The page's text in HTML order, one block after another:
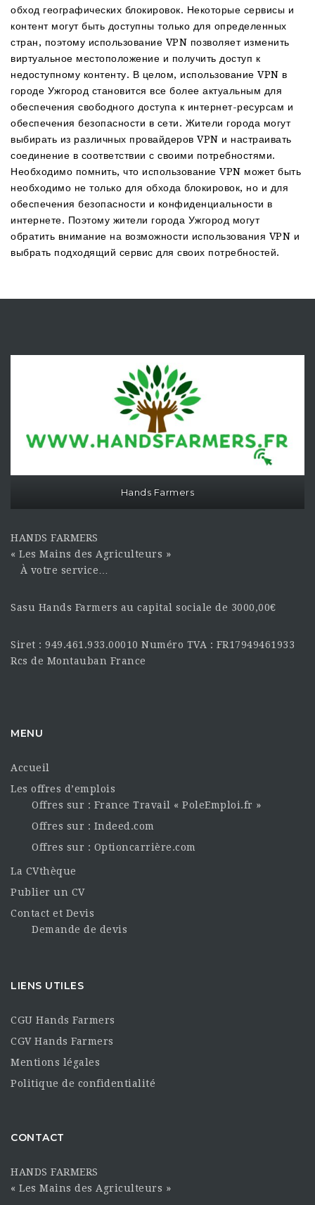
обход географических блокировок. Некоторые сервисы и
контент могут быть доступны только для определенных
стран, поэтому использование VPN позволяет изменить
виртуальное местоположение и получить доступ к
недоступному контенту. В целом, использование VPN в
городе Ужгород становится все более актуальным для
обеспечения свободного доступа к интернет-ресурсам и
обеспечения безопасности в сети. Жители города могут
выбирать из различных провайдеров VPN и настраивать
соединение в соответствии с своими потребностями.
Необходимо помнить, что использование VPN может быть
необходимо не только для обхода блокировок, но и для
обеспечения безопасности и конфиденциальности в
интернете. Поэтому жители города Ужгород могут
обратить внимание на возможности использования VPN и
выбрать подходящий сервис для своих потребностей.
Hands Farmers
HANDS FARMERS
« Les Mains des Agriculteurs »
À votre service…
Sasu Hands Farmers au capital sociale de 3000,00€
Siret : 949.461.933.00010 Numéro TVA : FR17949461933
Rcs de Montauban France
MENU
Accueil
Les offres d’emplois
Offres sur : France Travail « PoleEmploi.fr »
Offres sur : Indeed.com
Offres sur : Optioncarrière.com
La CVthèque
Publier un CV
Contact et Devis
Demande de devis
LIENS UTILES
CGU Hands Farmers
CGV Hands Farmers
Mentions légales
Politique de confidentialité
CONTACT
HANDS FARMERS
« Les Mains des Agriculteurs »